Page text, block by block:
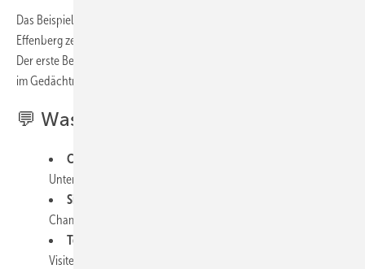
Das Beispiel Fensterversand.com mit Boris Becker und Stefan
Effenberg zeigt allerdings, wie Prominenz als Touchpoint funktioniert.
Der erste Berührungspunkt ist sofort da – die Marke wird erkannt und
im Gedächtnis verankert.
💬 Was erwartet Sie in Folge 34?
Customer Journey B2B vs. B2C
Unterschiede und was bleibt gleich?
Sichtbarkeit ohne Millionen-Budget
Champions trotzdem gefunden werden
Touchpoints in der Fensterbranche
Visitenkarte bis zum Nachservice-Anruf